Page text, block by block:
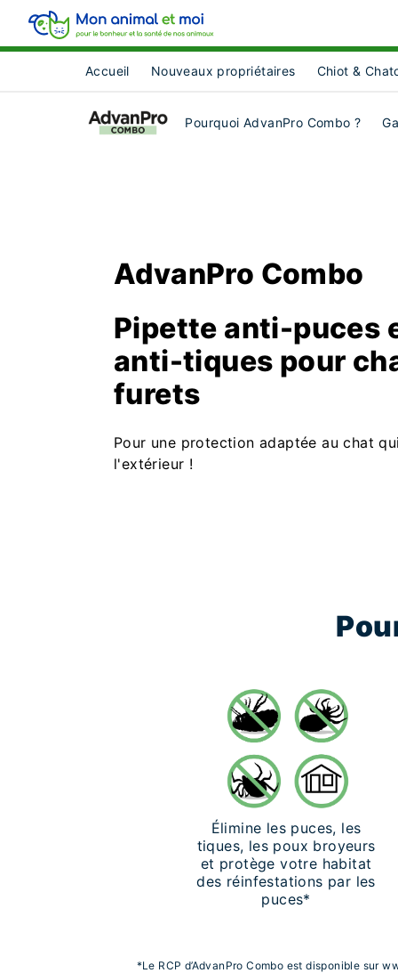
Accueil Nouveaux propriétaires Chiot &
Pourquoi AdvanPro Combo ?
AdvanPro Combo
Pipette anti-puces
anti-tiques pour
furets
Pour une protection adaptée au chat
l'extérieur !
Élimine les puces, les
tiques, les poux broyeurs
et protège votre habitat
des réinfestations par les
puces*
*Le RCP d’AdvanPro Combo est disponible sur